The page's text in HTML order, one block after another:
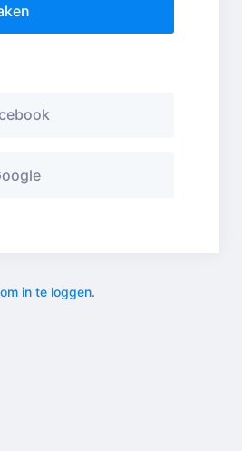
in te loggen.